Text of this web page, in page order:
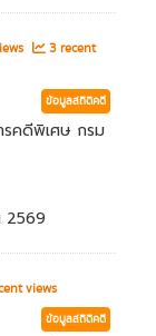
3 recent
ข้อมูลสถิติคดี
รคดีพิเศษ กรม
2569
views
ข้อมูลสถิติคดี